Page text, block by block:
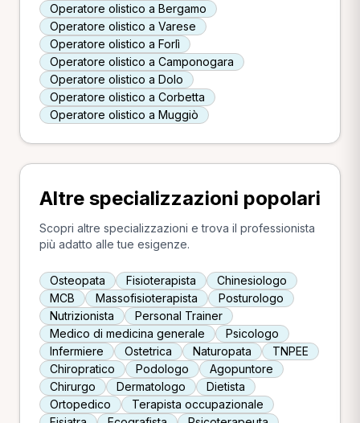
Operatore olistico a Bergamo
Operatore olistico a Varese
Operatore olistico a Forlì
Operatore olistico a Camponogara
Operatore olistico a Dolo
Operatore olistico a Corbetta
Operatore olistico a Muggiò
Altre specializzazioni popolari
Scopri altre specializzazioni e trova il professionista
più adatto alle tue esigenze.
Osteopata Fisioterapista
Chinesiologo
MCB
Massofisioterapista
Posturologo
Nutrizionista
Personal Trainer
Medico di medicina generale
Psicologo
Infermiere
Ostetrica Naturopata
TNPEE
Chiropratico
Podologo
Agopuntore
Chirurgo
Dermatologo
Dietista
Ortopedico
Terapista occupazionale